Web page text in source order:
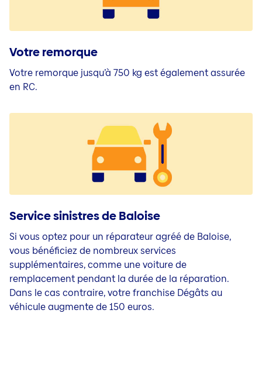
Votre remorque
Votre remorque jusqu’à 750 kg est également assurée
en RC.
Service sinistres de Baloise
Si vous optez pour un réparateur agréé de Baloise,
vous bénéficiez de nombreux services
supplémentaires, comme une voiture de
remplacement pendant la durée de la réparation.
Dans le cas contraire, votre franchise Dégâts au
véhicule augmente de 150 euros.